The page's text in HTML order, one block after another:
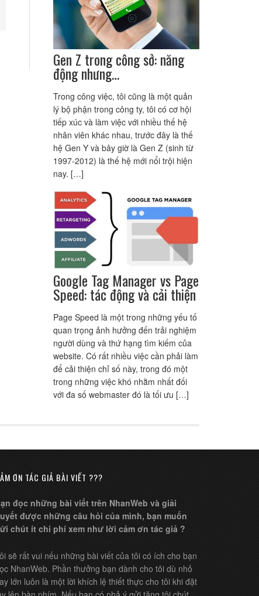
Gen Z trong công sở: năng
động nhưng…
Trong công việc, tôi cũng là một quản
lý bộ phận trong công ty, tôi có cơ hội
tiếp xúc và làm việc với nhiều thế hệ
nhân viên khác nhau, trước đây là thế
hệ Gen Y và bây giờ là Gen Z (sinh từ
1997-2012) là thế hệ mới nổi trội hiện
nay. […]
Google Tag Manager vs Page
Speed: tác động và cải thiện
Page Speed là một trong những yếu tố
quan trọng ảnh hưởng đến trải nghiệm
người dùng và thứ hạng tìm kiếm của
website. Có rất nhiều việc cần phải làm
để cải thiện chỉ số này, trong đó một
trong những việc khó nhằm nhất đối
với đa số webmaster đó là tối ưu […]
ƠN TÁC GIẢ BÀI VIẾT ???
đọc những bài viết trên NhanWeb và giải
được những câu hỏi của mình, bạn muốn
chút ít chi phí xem như lời cảm ơn tác giả ?
sẽ rất vui nếu những bài viết của tôi có ích cho bạn
NhanWeb. Phần thưởng bạn dành cho tôi dù nhỏ
lớn luôn là một lời khích lệ thiết thực cho tôi khi đặt